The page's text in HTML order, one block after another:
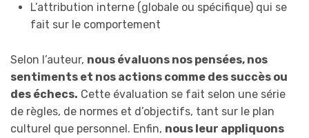
L’attribution interne (globale ou spécifique) qui se
fait sur le comportement
Selon l’auteur, nous évaluons nos pensées, nos
sentiments et nos actions comme des succès ou
des échecs. Cette évaluation se fait selon une série
de règles, de normes et d’objectifs, tant sur le plan
culturel que personnel. Enfin, nous leur appliquons